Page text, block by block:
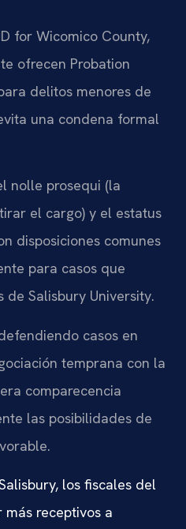
for Wicomico County,
ofrecen Probation
delitos menores de
una condena formal
nolle prosequi (la
el cargo) y el estatus
disposiciones comunes
para casos que
Salisbury University.
casos en
temprana con la
comparecencia
las posibilidades de
los fiscales del
receptivos a